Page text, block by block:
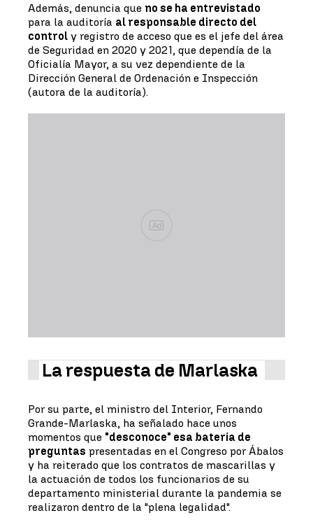
Además, denuncia que no se ha entrevistado
para la auditoría al responsable directo del
control y registro de acceso que es el jefe del área
de Seguridad en 2020 y 2021, que dependía de la
Oficialía Mayor, a su vez dependiente de la
Dirección General de Ordenación e Inspección
(autora de la auditoría).
Ad
La respuesta de Marlaska
Por su parte, el ministro del Interior, Fernando
Grande-Marlaska, ha señalado hace unos
momentos que "desconoce" esa batería de
preguntas presentadas en el Congreso por Ábalos
y ha reiterado que los contratos de mascarillas y
la actuación de todos los funcionarios de su
departamento ministerial durante la pandemia se
realizaron dentro de la "plena legalidad".